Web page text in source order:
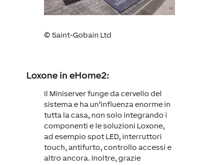
© Saint-Gobain Ltd
Loxone in eHome2:
Il Miniserver funge da cervello del
sistema e ha un’influenza enorme in
tutta la casa, non solo integrando i
componenti e le soluzioni Loxone,
ad esempio spot LED, interruttori
touch, antifurto, controllo accessi e
altro ancora. Inoltre, grazie